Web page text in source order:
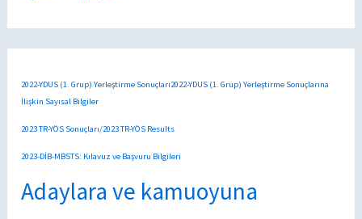
2022-YDUS (1. Grup) Yerleştirme Sonuçları2022-YDUS (1. Grup) Yerleştirme Sonuçlarına
İlişkin Sayısal Bilgiler
2023 TR-YÖS Sonuçları/2023 TR-YÖS Results
2023-DİB-MBSTS: Kılavuz ve Başvuru Bilgileri
Adaylara ve kamuoyuna